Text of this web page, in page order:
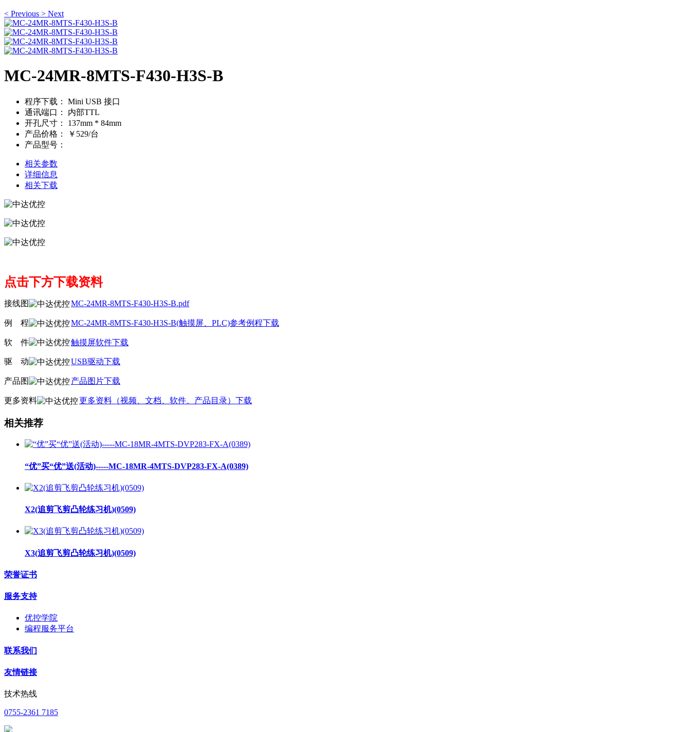
< Previous > Next
MC-24MR-8MTS-F430-H3S-B
程序下载：
Mini USB 接口
通讯端口：
内部TTL
开孔尺寸：
137mm * 84mm
产品价格：
￥529/台
产品型号：
相关参数
详细信息
相关下载
点击下方下载资料
接线图 MC-24MR-8MTS-F430-H3S-B.pdf
例 程 MC-24MR-8MTS-F430-H3S-B(触摸屏、PLC)参考例程下载
软 件 触摸屏软件下载
驱 动 USB驱动下载
产品图 产品图片下载
更多资料 更多资料（视频、文档、软件、产品目录）下载
相关推荐
“优”买“优”送(活动)-----MC-18MR-4MTS-DVP283-FX-A(0389)
X2(追剪飞剪凸轮练习机)(0509)
X3(追剪飞剪凸轮练习机)(0509)
荣誉证书
服务支持
优控学院
编程服务平台
联系我们
友情链接
技术热线
0755-2361 7185